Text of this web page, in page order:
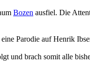
Bozen ausfiel. Die
Parodie auf Henrik
brach somit alle